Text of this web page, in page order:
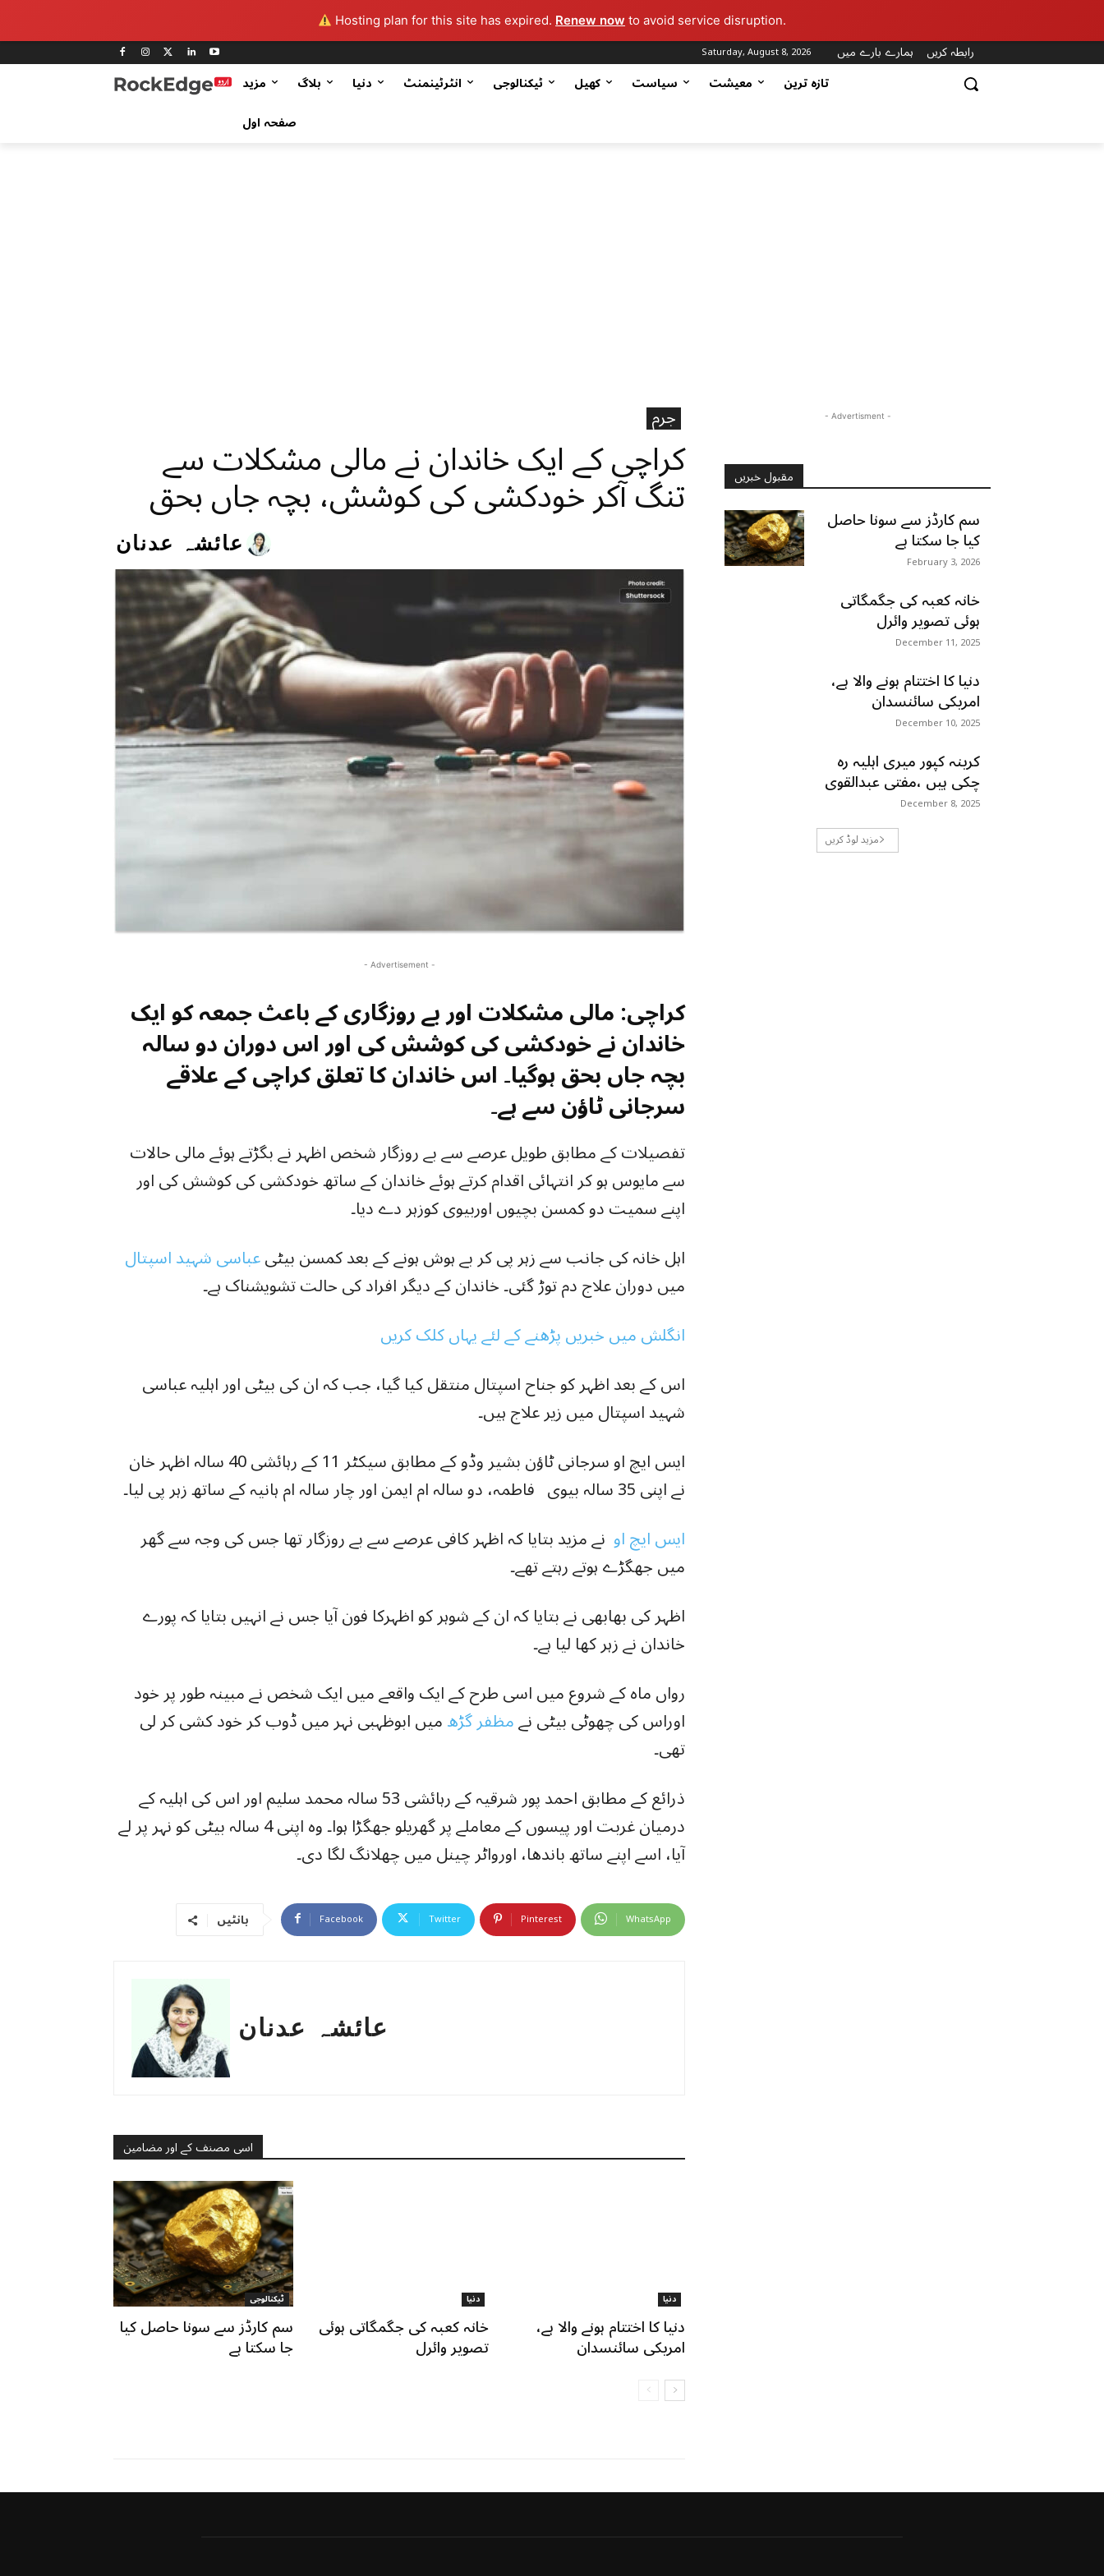
Hosting plan for this site has expired. Renew now to avoid service disruption.
Saturday, August 8, 2026 ہمارے بارے میں
رابطہ کریں
مزید
بلاگ دنیا انٹرٹینمنٹ ٹیکنالوجی کھیل سیاست معیشت
تازہ ترین
صفحہ اول
جرم
کراچی کے ایک خاندان نے مالی مشکلات سے
تنگ آکر خودکشی کی کوشش، بچہ جاں بحق
عائشہ عدنان
- Advertisement -
کراچی: مالی مشکلات اور بے روزگاری کے باعث جمعہ کو ایک
خاندان نے خودکشی کی کوشش کی اور اس دوران دو سالہ
بچہ جاں بحق ہوگیا۔ اس خاندان کا تعلق کراچی کے علاقے
سرجانی ٹاؤن سے ہے۔
تفصیلات کے مطابق طویل عرصے سے بے روزگار شخص اظہر نے بگڑتے ہوئے مالی حالات
سے مایوس ہو کر انتہائی اقدام کرتے ہوئے خاندان کے ساتھ خودکشی کی کوشش کی اور
اپنے سمیت دو کمسن بچیوں اوربیوی کوزہر دے دیا۔
اہل خانہ کی جانب سے زہر پی کر بے ہوش ہونے کے بعد کمسن بیٹیعباسی شہید اسپتال
میں دوران علاج دم توڑ گئی۔ خاندان کے دیگر افراد کی حالت تشویشناک ہے۔
انگلش میں خبریں پڑھنے کے لئے یہاں کلک کریں
اس کے بعد اظہر کو جناح اسپتال منتقل کیا گیا، جب کہ ان کی بیٹی اور اہلیہ عباسی
شہید اسپتال میں زیر علاج ہیں۔
ایس ایچ او سرجانی ٹاؤن بشیر وڈو کے مطابق سیکٹر 11 کے رہائشی 40 سالہ اظہر خان
نے اپنی 35 سالہ بیوی فاطمہ، دو سالہ ام ایمن اور چار سالہ ام ہانیہ کے ساتھ زہر پی لیا۔
ایس ایچ او نے مزید بتایا کہ اظہر کافی عرصے سے بے روزگار تھا جس کی وجہ سے گھر
میں جھگڑے ہوتے رہتے تھے۔
اظہر کی بھابھی نے بتایا کہ ان کے شوہر کو اظہرکا فون آیا جس نے انہیں بتایا کہ پورے
خاندان نے زہر کھا لیا ہے۔
رواں ماہ کے شروع میں اسی طرح کے ایک واقعے میں ایک شخص نے مبینہ طور پر خود
اوراس کی چھوٹی بیٹی نےمظفر گڑھمیں ابوظہبی نہر میں ڈوب کر خود کشی کر لی
تھی۔
ذرائع کے مطابق احمد پور شرقیہ کے رہائشی 53 سالہ محمد سلیم اور اس کی اہلیہ کے
درمیان غربت اور پیسوں کے معاملے پر گھریلو جھگڑا ہوا۔ وہ اپنی 4 سالہ بیٹی کو نہر پر لے
آیا، اسے اپنے ساتھ باندھا، اورواٹر چینل میں چھلانگ لگا دی۔
بانٹیں Facebook Twitter Pinterest WhatsApp
عائشہ عدنان
اسی مصنف کے اور مضامین
ٹیکنالوجی
سم کارڈز سے سونا حاصل کیا
جا سکتا ہے
دنیا
خانہ کعبہ کی جگمگاتی ہوئی
تصویر وائرل
دنیا
دنیا کا اختتام ہونے والا ہے،
امریکی سائنسدان
- Advertisment -
مقبول خبریں
سم کارڈز سے سونا حاصل
کیا جا سکتا ہے
February 3, 2026
خانہ کعبہ کی جگمگاتی
ہوئی تصویر وائرل
December 11, 2025
دنیا کا اختتام ہونے والا ہے،
امریکی سائنسدان
December 10, 2025
کرینہ کپور میری اہلیہ رہ
چکی ہیں ،مفتی عبدالقوی
December 8, 2025
مزید لوڈ کریں